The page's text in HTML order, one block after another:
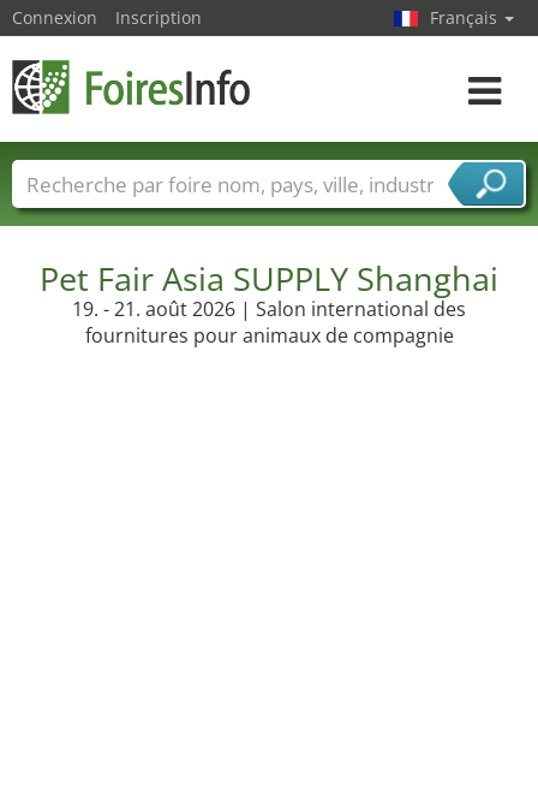
Pet Fair Asia SUPPLY Shanghai
19. - 21. août 2026 | Salon international des
fournitures pour animaux de compagnie
Connexion Inscription Français
Toggle
Foire noms Pays Villes
Secteurs de foire